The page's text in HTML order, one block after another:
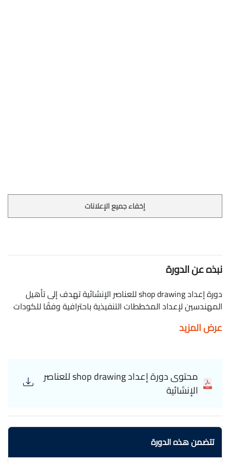
إخفاء جميع الإعلانات
نبذه عن الدورة
دورة إعداد shop drawing للعناصر الإنشائية تهدف إلى تأهيل
المهندسين لإعداد المخططات التنفيذية باحترافية وفقًا للكودات
الإنشائية مثل الأعمدة، الكمرات، البلاطات، الأساسات، والجدران
اللوحات بدقة، وإعداد الجداول التفصيلية (Bar Bending
Schedule). ستتعلم أيضًا كيفية تجنب الأخطاء الشائعة في
لمتطلبات التنفيذ في الموقع. الدورة مناسبة للمهندسين المدنيين
والمكاتب الاستشارية والمقاولين الراغبين في تطوير مهاراتهم في
وبشهادة معتمدة. WORLD OF ENGINEERING Preparing shop
عرض المزيد
محتوى دورة إعداد shop drawing للعناصر
الإنشائية
تتضمن هذه الدورة